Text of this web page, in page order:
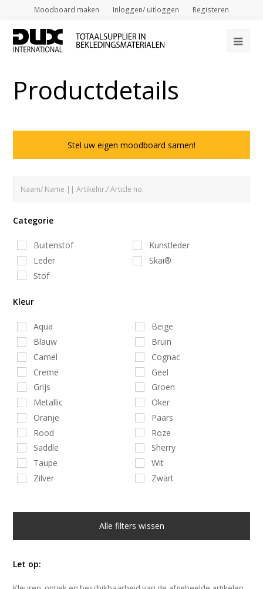
Moodboard maken Inloggen/ uitloggen Registeren
Productdetails
Stel uw eigen moodboard samen!
Categorie
Buitenstof
Kunstleder
Leder
Skai®
Stof
Kleur
Aqua
Beige
Blauw
Bruin
Camel
Cognac
Creme
Geel
Grijs
Groen
Metallic
Oker
Oranje
Paars
Rood
Roze
Saddle
Sherry
Taupe
Wit
Zilver
Zwart
Alle filters wissen
Let op: